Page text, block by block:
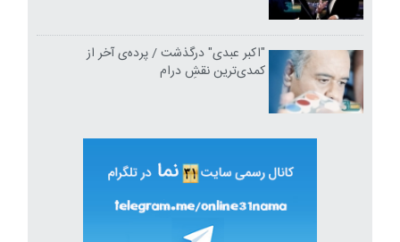
"اکبر عبدی" درگذشت / پرده‌ی آخر از
کمدی‌ترین نقشِ درام